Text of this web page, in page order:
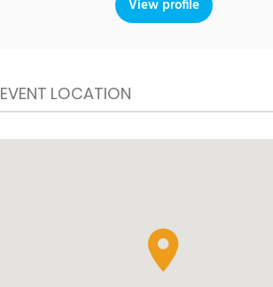
View profile
EVENT LOCATION